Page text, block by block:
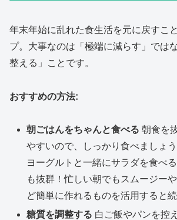
年末年始に乱れた食生活を元に戻すこ
プ。大事なのは「極端に減らす」では
整える」ことです。
おすすめの方法:
朝ごはんをちゃんと食べる 朝食を
やすいので、しっかり食べましょ
ヨーグルトと一緒にサラダを食べ
も抜群！忙しい朝でもスムージー
ど簡単に作れるものを活用すると続
糖質を調整する 白ご飯やパンを控